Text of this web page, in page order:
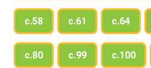
с.58 с.61 с.64
с.80 с.99 с.100